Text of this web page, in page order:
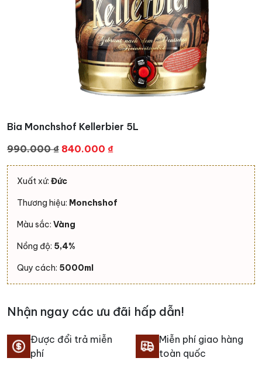
Bia Monchshof Kellerbier 5L
990.000₫ Giá
gốc
là:
840.000 ₫Giá
hiện
840.000 ₫.
Xuất xứ: Đức
Thương hiệu: Monchshof
Màu sắc: Vàng
Nồng độ: 5,4%
Quy cách: 5000ml
Nhận ngay các ưu đãi hấp dẫn!
Được đổi trả miễn
phí
Miễn phí giao hàng
toàn quốc